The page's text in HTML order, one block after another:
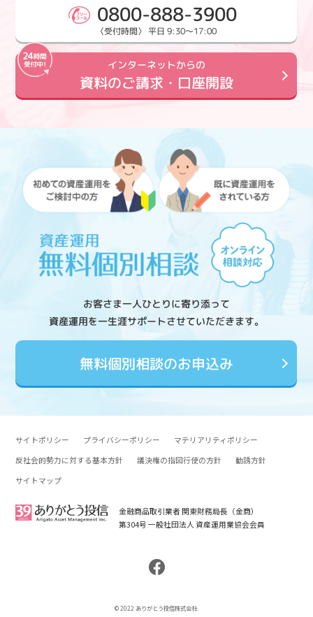
0800-888-3900
〈受付時間〉 平日 9:30～17:00
インターネットからの
資料のご請求・口座開設
お客さま一人ひとりに寄り添って
資産運用を一生涯サポートさせていただきます。
無料個別相談のお申込み
サイトポリシー プライバシーポリシー
マテリアリティポリシー
反社会的勢力に対する基本方針
議決権の指図行使の方針
勧誘方針
サイトマップ
金融商品取引業者 関東財務局長（金商）
第304号 一般社団法人 資産運用業協会会員
© 2022 ありがとう投信株式会社.